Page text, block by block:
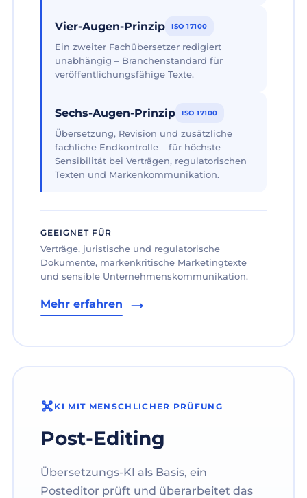
Vier-Augen-Prinzip ISO 17100
Ein zweiter Fachübersetzer redigiert
unabhängig – Branchenstandard für
veröffentlichungsfähige Texte.
Sechs-Augen-Prinzip ISO 17100
Übersetzung, Revision und zusätzliche
fachliche Endkontrolle – für höchste
Sensibilität bei Verträgen, regulatorischen
Texten und Markenkommunikation.
GEEIGNET FÜR
Verträge, juristische und regulatorische
Dokumente, markenkritische Marketingtexte
und sensible Unternehmenskommunikation.
Mehr erfahren
KI MIT MENSCHLICHER PRÜFUNG
Post-Editing
Übersetzungs-KI als Basis, ein
Posteditor prüft und überarbeitet das